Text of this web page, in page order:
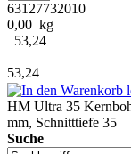
63127732010
0,00 kg
53,24
53,24
HM Ultra 35
mm, Schnitttiefe 35
Suche